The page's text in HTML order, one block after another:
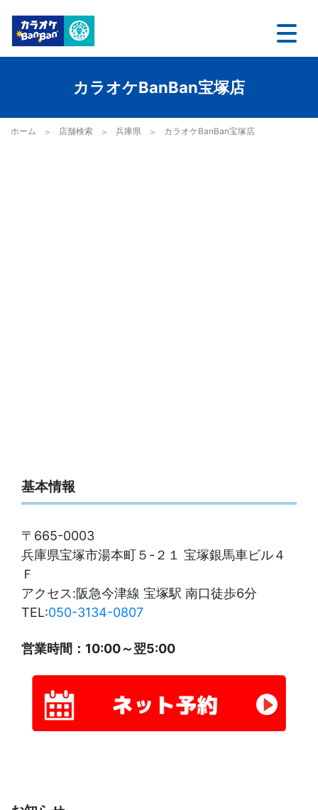
カラオケBanBan宝塚店
ホーム 店舗検索 兵庫県 カラオケBanBan宝塚店
基本情報
〒665-0003
兵庫県宝塚市湯本町５-２１ 宝塚銀馬車ビル４
Ｆ
アクセス:阪急今津線 宝塚駅 南口徒歩6分
TEL:050-3134-0807
営業時間：10:00～翌5:00